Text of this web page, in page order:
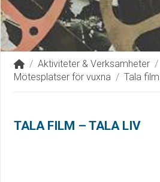
Home
/ Aktiviteter & Verksamheter /
Mötesplatser för vuxna / Tala
TALA FILM – TALA LIV